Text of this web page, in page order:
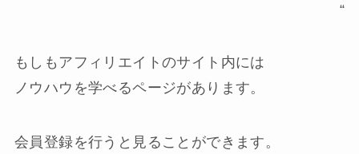
“
もしもアフィリエイトのサイト内には
ノウハウを学べるページがあります。
会員登録を行うと見ることができます。